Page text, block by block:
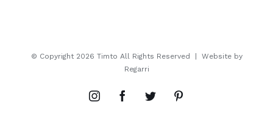
© Copyright 2026 Timto All Rights Reserved | Website by
Regarri
InstagramFacebookTwitter